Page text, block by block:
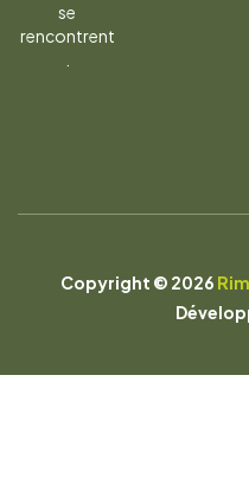
se
rencontrent
Copyright © 2026